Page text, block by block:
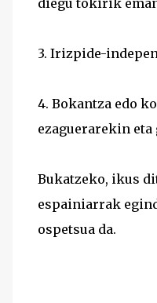
diegu tokirik
3. Irizpide-
4. Bokantza edo
ezaguerarekin
Bukatzeko, ikus
espainiarrak
ospetsua da.